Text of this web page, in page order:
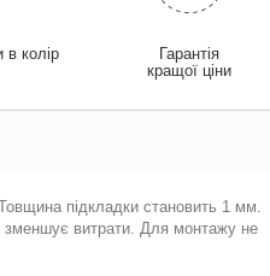
в колір
Гарантія
кращої ціни
підкладки становить 1 мм.
зменшує витрати. Для монтажу не